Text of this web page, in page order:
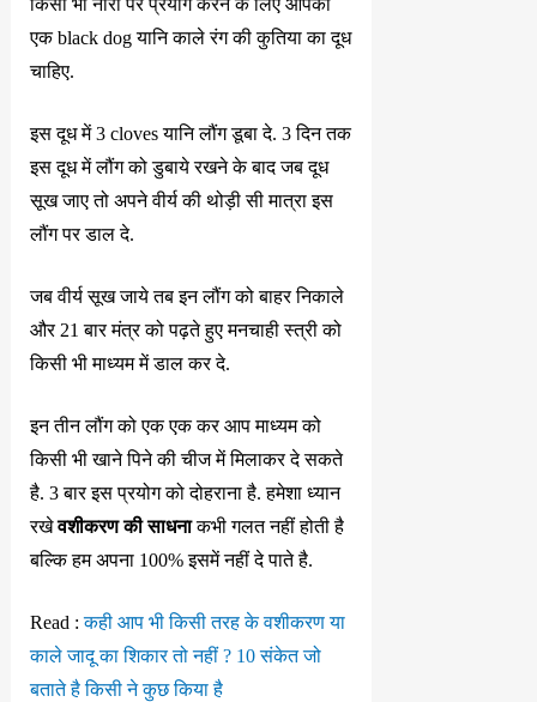
किसी भी नारी पर प्रयोग करने के लिए आपको
एक black dog यानि काले रंग की कुतिया का दूध
चाहिए.
इस दूध में 3 cloves यानि लौंग डूबा दे. 3 दिन तक
इस दूध में लौंग को डुबाये रखने के बाद जब दूध
सूख जाए तो अपने वीर्य की थोड़ी सी मात्रा इस
लौंग पर डाल दे.
जब वीर्य सूख जाये तब इन लौंग को बाहर निकाले
और 21 बार मंत्र को पढ़ते हुए मनचाही स्त्री को
किसी भी माध्यम में डाल कर दे.
इन तीन लौंग को एक एक कर आप माध्यम को
किसी भी खाने पिने की चीज में मिलाकर दे सकते
है. 3 बार इस प्रयोग को दोहराना है. हमेशा ध्यान
रखेवशीकरण की साधनाकभी गलत नहीं होती है
बल्कि हम अपना 100% इसमें नहीं दे पाते है.
Read :कही आप भी किसी तरह के वशीकरण या
काले जादू का शिकार तो नहीं ? 10 संकेत जो
बताते है किसी ने कुछ किया है